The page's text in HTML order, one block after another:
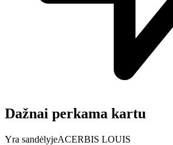
Dažnai perkama kartu
Yra sandėlyjeACERBIS LOUIS